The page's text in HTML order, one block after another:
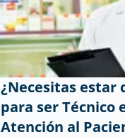
¿Necesitas estar
para ser Técnico
Atención al